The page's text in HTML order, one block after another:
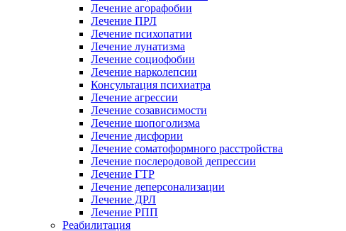
Лечение агорафобии
Лечение ПРЛ
Лечение психопатии
Лечение лунатизма
Лечение социофобии
Лечение нарколепсии
Консультация психиатра
Лечение агрессии
Лечение созависимости
Лечение шопоголизма
Лечение дисфории
Лечение соматоформного расстройства
Лечение послеродовой депрессии
Лечение ГТР
Лечение деперсонализации
Лечение ДРЛ
Лечение РПП
Реабилитация